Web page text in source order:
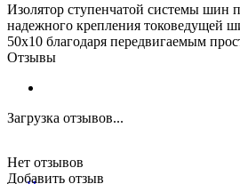
Изолятор ступенчатой системы шин
надежного крепления токоведущей
50х10 благодаря передвигаемым
Отзывы
Загрузка отзывов...
Нет отзывов
Добавить отзыв